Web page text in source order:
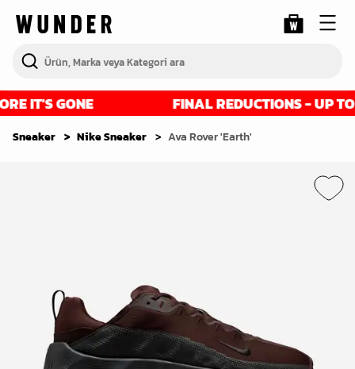
IT'S GONE FINAL REDUCTIONS - UP TO
Sneaker Nike Sneaker Ava Rover 'Earth'